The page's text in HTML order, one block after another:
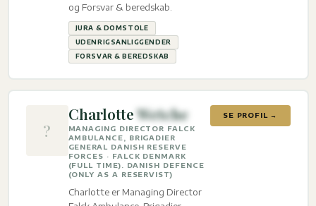
og Forsvar & beredskab.
JURA & DOMSTOLE
UDENRIGSANLIGGENDER
FORSVAR & BEREDSKAB
?
CharlotteWetche
MANAGING DIRECTOR FALCK
AMBULANCE, BRIGADIER
GENERAL DANISH RESERVE
FORCES · FALCK DENMARK
(FULL TIME). DANISH DEFENCE
(ONLY AS A RESERVIST)
Charlotte er Managing Director
SE PROFIL →